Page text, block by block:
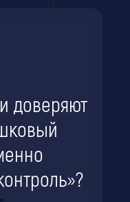
доверяют